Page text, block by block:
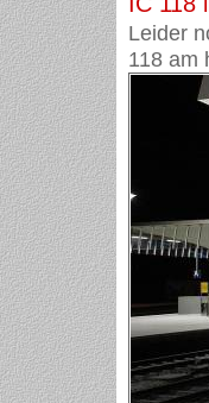
Leider
118 am